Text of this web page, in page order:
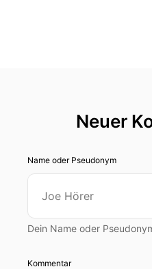
Neuer
Name oder Pseudonym
Dein Name oder
Kommentar